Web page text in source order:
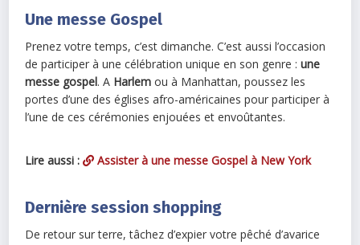
Une messe Gospel
Prenez votre temps, c’est dimanche. C’est aussi l’occasion
de participer à une célébration unique en son genre :une
messe gospel. A Harlem ou à Manhattan, poussez les
portes d’une des églises afro-américaines pour participer à
l’une de ces cérémonies enjouées et envoûtantes.
Lire aussi : Assister à une messe Gospel à New York
Dernière session shopping
De retour sur terre, tâchez d’expier votre pêché d’avarice